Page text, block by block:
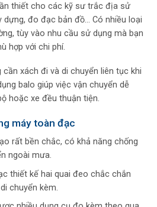
thiết cho các kỹ sư trắc địa sử
đo đạc bản đồ… Có nhiều loại
tùy vào nhu cầu sử dụng mà bạn
hợp với chi phí.
xách đi và di chuyển liên tục khi
balo giúp việc vận chuyển dễ
hoặc xe đều thuận tiện.
máy toàn đạc
rất bền chắc, có khả năng chống
ngoài mưa.
thiết kế hai quai đeo chắc chắn
chuyển kèm.